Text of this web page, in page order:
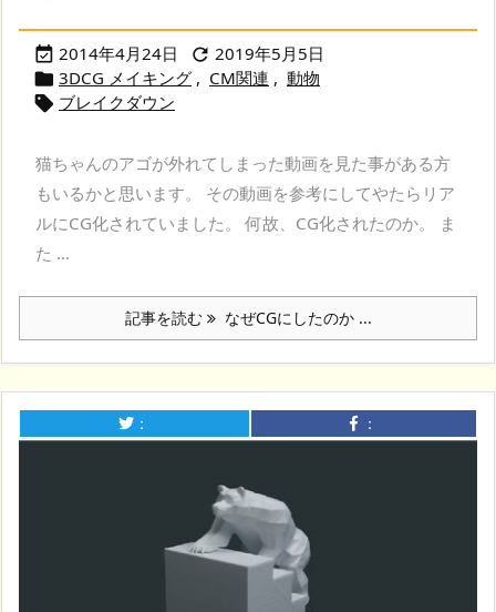
 2014年4月24日  2019年5月5日
 3DCG メイキング , CM関連 , 動物
 ブレイクダウン
猫ちゃんのアゴが外れてしまった動画を見た事がある方
もいるかと思います。 その動画を参考にしてやたらリア
ルにCG化されていました。 何故、CG化されたのか。 ま
た ...
記事を読む なぜCGにしたのか ...
： ：